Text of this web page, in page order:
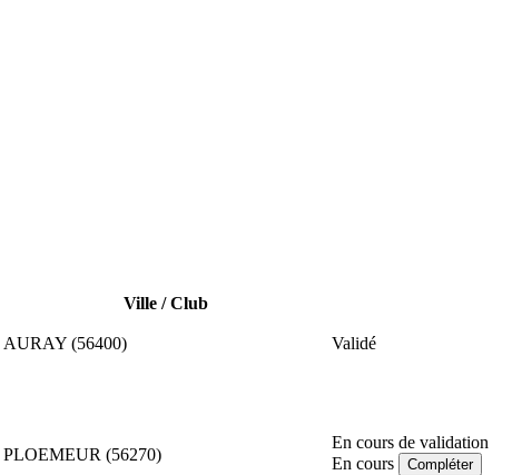
Ville / Club
AURAY (56400) Validé
PLOEMEUR (56270)
En cours de validation
En cours
Compléter